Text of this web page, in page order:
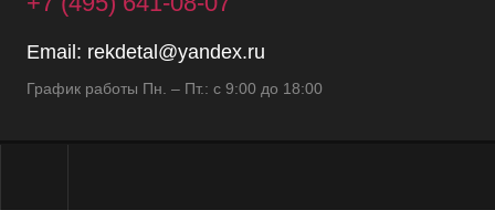
Email: rekdetal@yandex.ru
График работы Пн. – Пт.: с 9:00 до 18:00